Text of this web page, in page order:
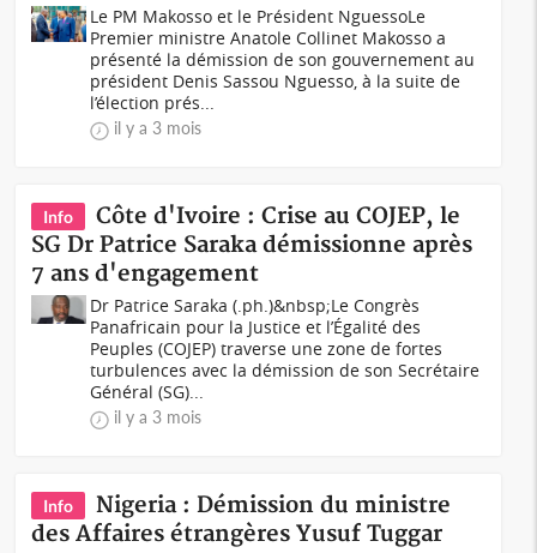
Le PM Makosso et le Président NguessoLe
Premier ministre Anatole Collinet Makosso a
présenté la démission de son gouvernement au
président Denis Sassou Nguesso, à la suite de
l’élection prés...
il y a 3 mois
Info
Côte d'Ivoire : Crise au COJEP, le
SG Dr Patrice Saraka démissionne après
7 ans d'engagement
Dr Patrice Saraka (.ph.)&nbsp;Le Congrès
Panafricain pour la Justice et l’Égalité des
Peuples (COJEP) traverse une zone de fortes
turbulences avec la démission de son Secrétaire
Général (SG)...
il y a 3 mois
Info
Nigeria : Démission du ministre
des Affaires étrangères Yusuf Tuggar